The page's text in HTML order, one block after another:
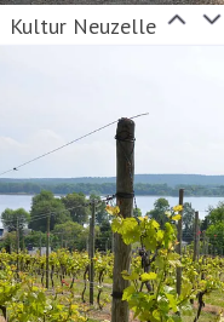
Kultur Neuzelle